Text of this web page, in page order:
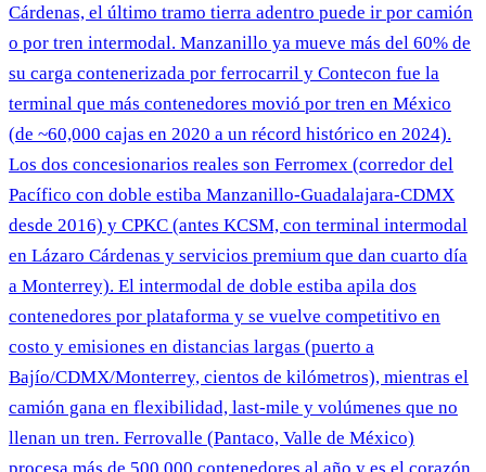
Cárdenas, el último tramo tierra adentro puede ir por camión
o por tren intermodal. Manzanillo ya mueve más del 60% de
su carga contenerizada por ferrocarril y Contecon fue la
terminal que más contenedores movió por tren en México
(de ~60,000 cajas en 2020 a un récord histórico en 2024).
Los dos concesionarios reales son Ferromex (corredor del
Pacífico con doble estiba Manzanillo-Guadalajara-CDMX
desde 2016) y CPKC (antes KCSM, con terminal intermodal
en Lázaro Cárdenas y servicios premium que dan cuarto día
a Monterrey). El intermodal de doble estiba apila dos
contenedores por plataforma y se vuelve competitivo en
costo y emisiones en distancias largas (puerto a
Bajío/CDMX/Monterrey, cientos de kilómetros), mientras el
camión gana en flexibilidad, last-mile y volúmenes que no
llenan un tren. Ferrovalle (Pantaco, Valle de México)
procesa más de 500,000 contenedores al año y es el corazón